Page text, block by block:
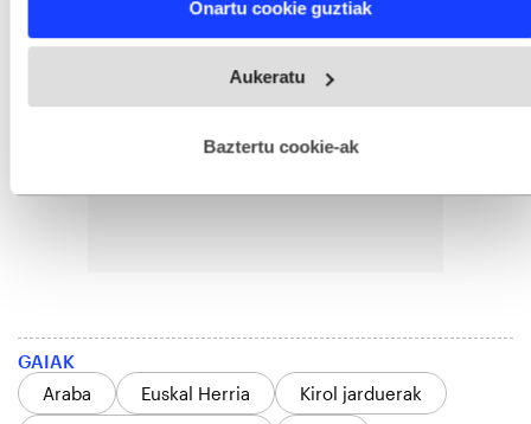
and set your preferences in thedetails section
fitxategiak erabiltzen ditu. Zure esperientzia eta zerbitzuak
esplizitua ematen diguzu.Gehiago irakurri
Onartu cookie guztiak
Aukeratu
Baztertu cookie-ak
GAIAK
Araba
Euskal Herria
Kirol jarduerak